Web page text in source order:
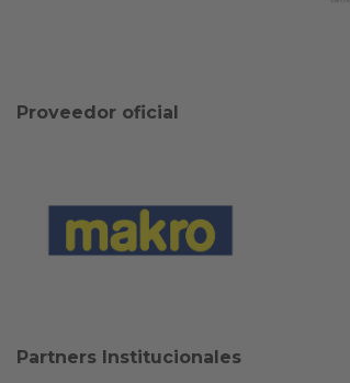
Proveedor oficial
Partners Institucionales